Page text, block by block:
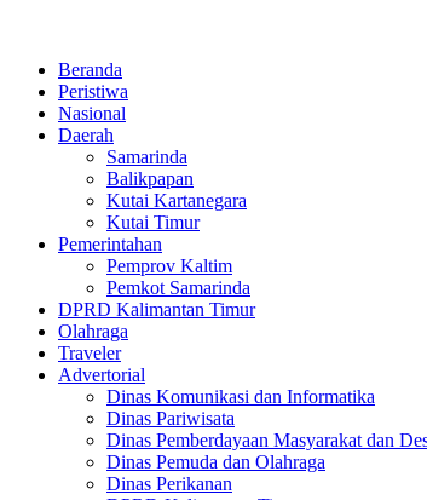
Beranda
Peristiwa
Nasional
Daerah
Samarinda
Balikpapan
Kutai Kartanegara
Kutai Timur
Pemerintahan
Pemprov Kaltim
Pemkot Samarinda
DPRD Kalimantan Timur
Olahraga
Traveler
Advertorial
Dinas Komunikasi dan Informatika
Dinas Pariwisata
Dinas Pemberdayaan Masyarakat dan
Dinas Pemuda dan Olahraga
Dinas Perikanan